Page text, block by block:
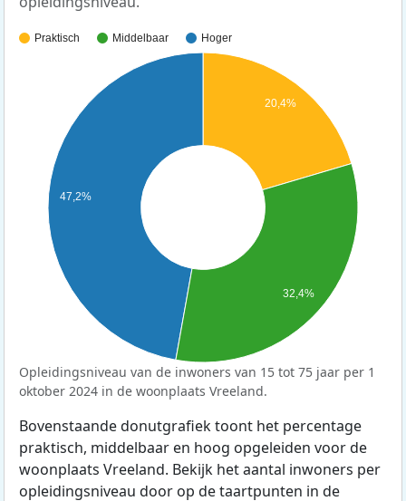
Praktisch Middelbaar Hoger
20,4%
47,2%
32,4%
Opleidingsniveau van de inwoners van 15 tot 75 jaar per 1
oktober 2024 in de woonplaats Vreeland.
Bovenstaande donutgrafiek toont het percentage
praktisch, middelbaar en hoog opgeleiden voor de
woonplaats Vreeland. Bekijk het aantal inwoners per
opleidingsniveau door op de taartpunten in de